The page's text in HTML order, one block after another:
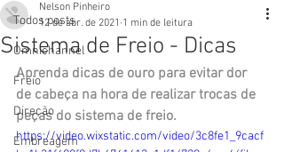
Todos posts
Omnichannel
Freio
Direção
Embreagem
Sistema de Freio - Dicas
Nelson Pinheiro
12 de abr. de 2021 1 min de leitura
Aprenda dicas de ouro para evitar dor
de cabeça na hora de realizar trocas de
peças do sistema de freio.
https://video.wixstatic.com/video/3c8fe1_9cacf